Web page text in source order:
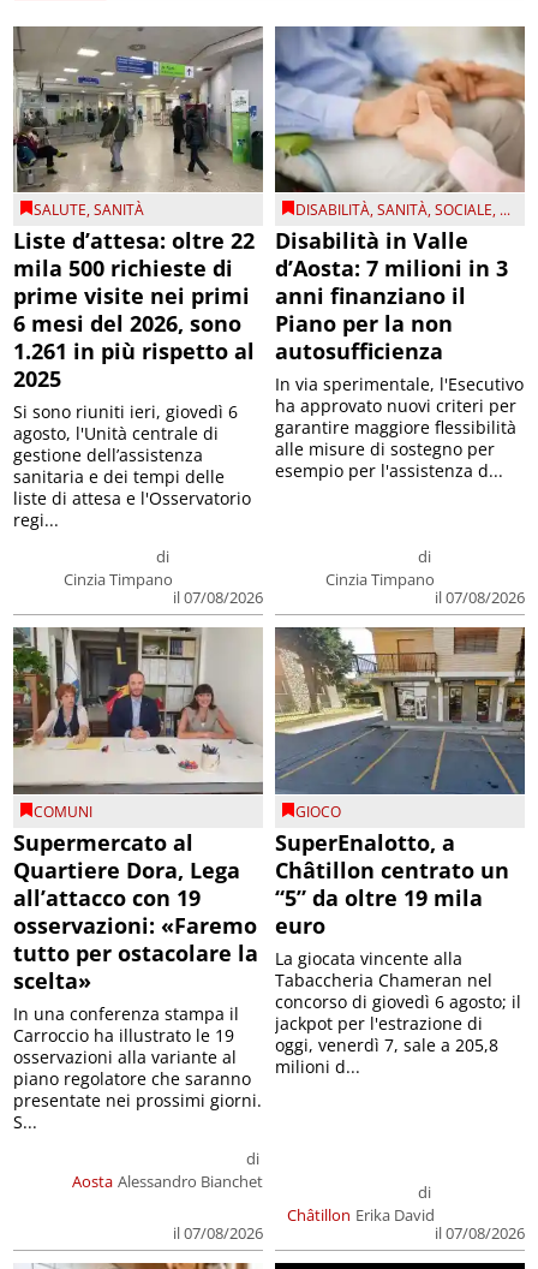
SALUTE,SANITÀ
Liste d’attesa: oltre 22
mila 500 richieste di
prime visite nei primi
6 mesi del 2026, sono
1.261 in più rispetto al
2025
di
Cinzia Timpano
il 07/08/2026
Si sono riuniti ieri, giovedì 6
agosto, l'Unità centrale di
gestione dell’assistenza
sanitaria e dei tempi delle
liste di attesa e l'Osservatorio
regi...
DISABILITÀ,SANITÀ,SOCIALE, ...
Disabilità in Valle
d’Aosta: 7 milioni in 3
anni finanziano il
Piano per la non
autosufficienza
di
Cinzia Timpano
il 07/08/2026
In via sperimentale, l'Esecutivo
ha approvato nuovi criteri per
garantire maggiore flessibilità
alle misure di sostegno per
esempio per l'assistenza d...
COMUNI
Supermercato al
Quartiere Dora, Lega
all’attacco con 19
osservazioni: «Faremo
tutto per ostacolare la
scelta»
Aosta
di
Alessandro Bianchet
il 07/08/2026
In una conferenza stampa il
Carroccio ha illustrato le 19
osservazioni alla variante al
piano regolatore che saranno
presentate nei prossimi giorni.
S...
GIOCO
SuperEnalotto, a
Châtillon centrato un
“5” da oltre 19 mila
euro
Châtillon
di
Erika David
il 07/08/2026
La giocata vincente alla
Tabaccheria Chameran nel
concorso di giovedì 6 agosto; il
jackpot per l'estrazione di
oggi, venerdì 7, sale a 205,8
milioni d...